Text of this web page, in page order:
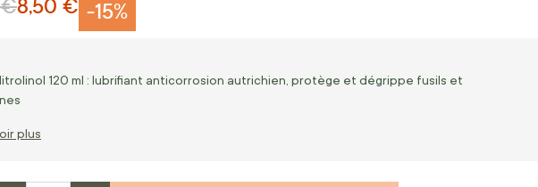
-15%
8,50 €
120 ml : lubrifiant anticorrosion autrichien, protège et dégrippe fusils et
plus